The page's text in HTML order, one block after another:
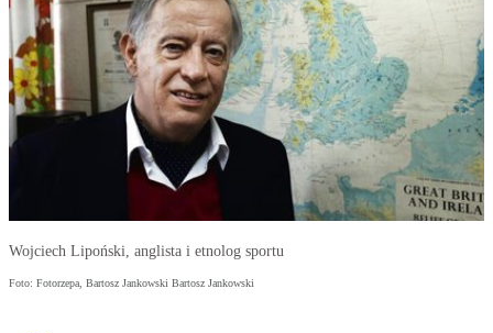
Wojciech Lipoński, anglista i etnolog sportu
Foto: Fotorzepa, Bartosz Jankowski Bartosz Jankowski